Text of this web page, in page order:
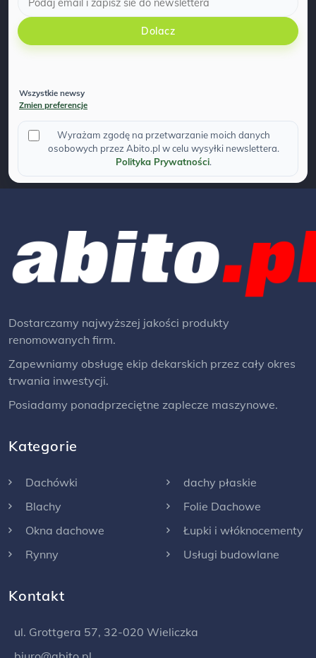
Dolacz
Wszystkie newsy
Zmien preferencje
Wyrażam zgodę na przetwarzanie moich danych
osobowych przez Abito.pl w celu wysyłki newslettera.
Polityka Prywatności.
Dostarczamy najwyższej jakości produkty
renomowanych firm.
Zapewniamy obsługę ekip dekarskich przez cały okres
trwania inwestycji.
Posiadamy ponadprzeciętne zaplecze maszynowe.
Kategorie
Dachówki
Blachy
Okna dachowe
Rynny
dachy płaskie
Folie Dachowe
Łupki i włóknocementy
Usługi budowlane
Kontakt
ul. Grottgera 57, 32-020 Wieliczka